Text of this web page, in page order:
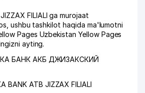
FILIALI ga murojaat
ushbu tashkilot haqida ma'lumotni
Pages Uzbekistan Yellow Pages
ayting.
БАНК АКБ ДЖИЗАКСКИЙ
BANK ATB JIZZAX FILIALI